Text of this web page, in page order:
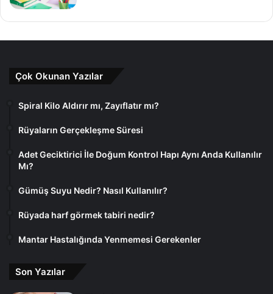
Çok Okunan Yazılar
Spiral Kilo Aldırır mı, Zayıflatır mı?
Rüyaların Gerçekleşme Süresi
Adet Geciktirici İle Doğum Kontrol Hapı Aynı Anda Kullanılır
Mı?
Gümüş Suyu Nedir? Nasıl Kullanılır?
Rüyada harf görmek tabiri nedir?
Mantar Hastalığında Yenmemesi Gerekenler
Son Yazılar